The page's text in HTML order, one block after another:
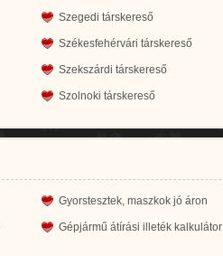
Szegedi társkereső
Székesfehérvári társkereső
Szekszárdi társkereső
Szolnoki társkereső
Gyorstesztek, maszkok jó áron
Gépjármű átírási illeték kalkulátor